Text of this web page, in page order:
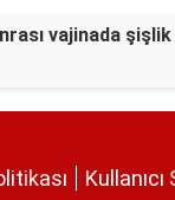
vajinada şişlik